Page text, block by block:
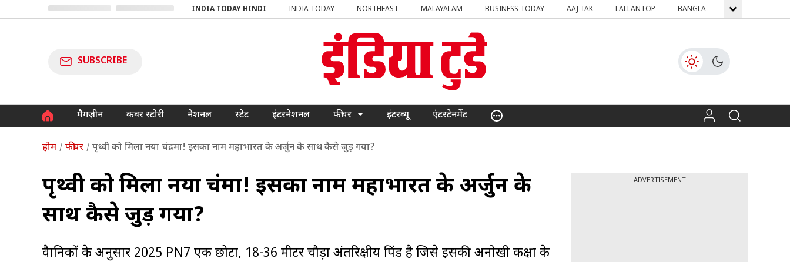
INDIA TODAY HINDI INDIA TODAY NORTHEAST MALAYALAM BUSINESS TODAY AAJ TAK LALLANTOP BANGLA GNTTV
SUBSCRIBE
मैगज़ीन कवर स्टोरी नेशनल स्टेट इंटरनेशनल फीचर इंटरव्यू एंटरटेनमेंट
होम फीचर पृथ्वी को मिला नया चंद्रमा! इसका नाम महाभारत के अर्जुन के साथ कैसे जुड़ गया?
पृथ्वी को मिला नया चंद्रमा! इसका नाम महाभारत के अर्जुन के
साथ कैसे जुड़ गया?
वैज्ञानिकों के अनुसार 2025 PN7 एक छोटा, 18-36 मीटर चौड़ा अंतरिक्षीय पिंड है जिसे इसकी अनोखी कक्षा के
ADVERTISEMENT